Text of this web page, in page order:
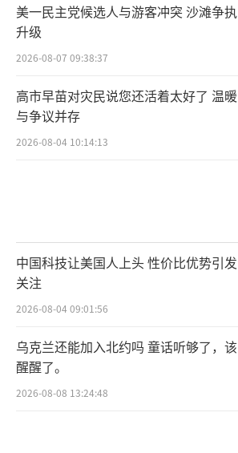
美一民主党候选人与游客冲突 沙滩争执
升级
2026-08-07 09:38:37
高市早苗对灾民说您还活着太好了 温暖
与争议并存
2026-08-04 10:14:13
中国科技让美国人上头 性价比优势引发
关注
2026-08-04 09:01:56
乌克兰还能加入北约吗 童话听够了，该
醒醒了。
2026-08-08 13:24:48